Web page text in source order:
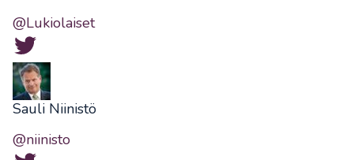
@Lukiolaiset
Sauli Niinistö
@niinisto